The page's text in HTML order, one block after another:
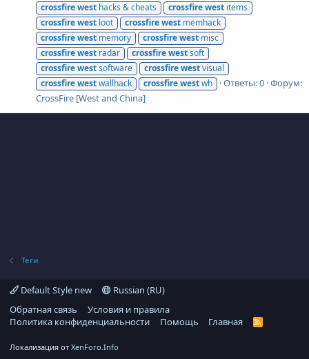
crossfirewest hacks & cheats crossfirewest items
crossfirewest loot crossfirewest memhack
crossfirewest memory crossfirewest misc
crossfirewest radar crossfirewestsoft
crossfirewestsoftware crossfirewestvisual
crossfirewestwallhack crossfirewestwh Ответы: 0 Форум:
CrossFire [West and China]
Теги
Default Style new
Russian (RU)
Обратная связь
Условия и правила
Политика конфиденциальности
Помощь Главная
R
Локализация от XenForo.Info